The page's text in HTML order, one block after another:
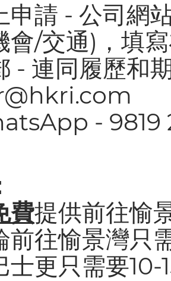
申請 - 公司網
會/交通)，填
- 連同履歷和
- 9819
費提供前往愉
前往愉景灣只
士更只需要10-